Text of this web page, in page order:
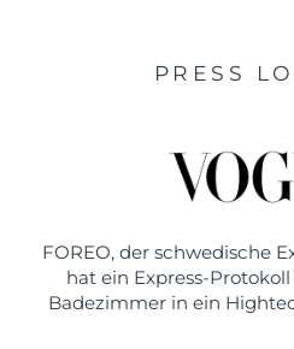
PRESS
FOREO, der schwedische
hat ein Express-
Badezimmer in ein